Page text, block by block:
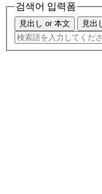
검색어 입력폼
見出し or 本文 見出